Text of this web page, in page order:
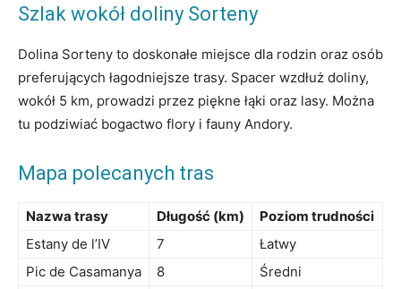
Szlak wokół doliny Sorteny
Dolina Sorteny to doskonałe miejsce dla rodzin oraz osób
preferujących łagodniejsze trasy. Spacer wzdłuż doliny,⁤
wokół 5 km, prowadzi przez piękne łąki oraz lasy. Można
tu podziwiać bogactwo flory i fauny Andory.
Mapa polecanych tras
Nazwa trasy Długość (km)
Poziom trudności
Estany de l’IV
7
Łatwy
Pic de Casamanya
8
Średni